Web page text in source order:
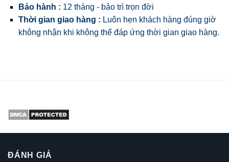
Bảo hành : 12 tháng - bảo trì trọn đời
Thời gian giao hàng : Luôn hẹn khách hàng đúng giờ
không nhận khi không thể đáp ứng thời gian giao hàng.
ĐÁNH GIÁ